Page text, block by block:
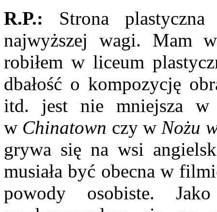
R.P.: Strona
najwyższej wagi. Mam
robiłem w liceum
dbałość o kompozycję
itd. jest nie mniejsza
w Chinatown czy wNożu
grywa się na wsi
musiała być obecna w
powody osobiste.